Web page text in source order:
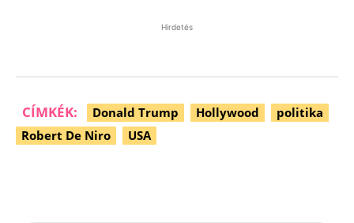
Hirdetés
CÍMKÉK: Donald Trump Hollywood
politika
Robert De Niro
USA